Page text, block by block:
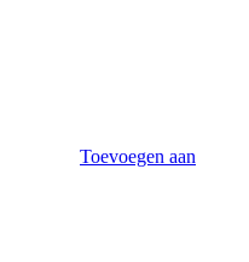
Toevoegen aan